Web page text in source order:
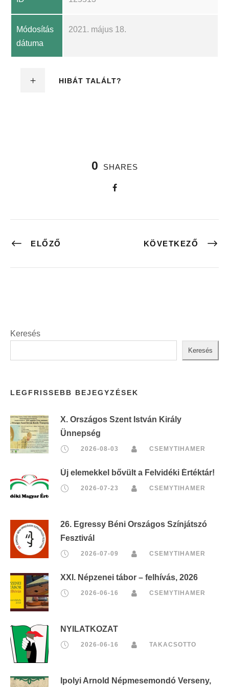
Módosítás
dátuma
2021. május 18.
HIBÁT TALÁLT?
0 SHARES
ELŐZŐ KÖVETKEZŐ
Keresés
Keresés
LEGFRISSEBB BEJEGYZÉSEK
X. Országos Szent István Király
Ünnepség
2026-08-03 CSEMYTIHAMER
Új elemekkel bővült a Felvidéki Értéktár!
2026-07-23 CSEMYTIHAMER
26. Egressy Béni Országos Színjátszó
Fesztivál
2026-07-09 CSEMYTIHAMER
XXI. Népzenei tábor – felhívás, 2026
2026-06-16 CSEMYTIHAMER
NYILATKOZAT
2026-06-16 TAKACSOTTO
Ipolyi Arnold Népmesemondó Verseny,